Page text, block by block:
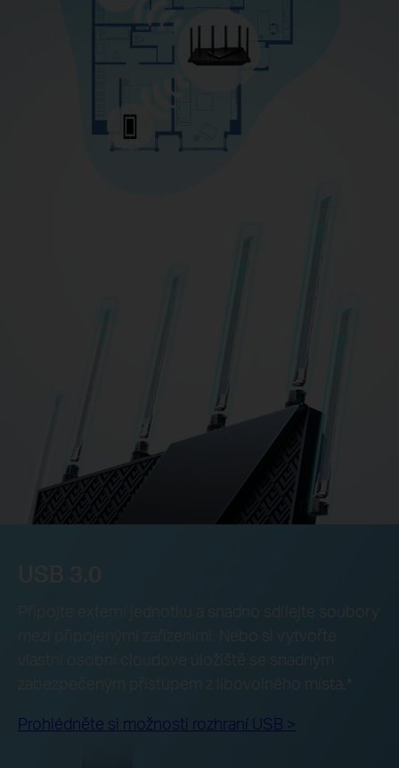
Připojte externí jednotku a snadno sdílejte soubory
mezi připojenými zařízeními. Nebo si vytvořte
vlastní osobní cloudové úložiště se snadným
zabezpečeným přístupem z libovolného místa.*
Prohlédněte si možnosti rozhraní USB >